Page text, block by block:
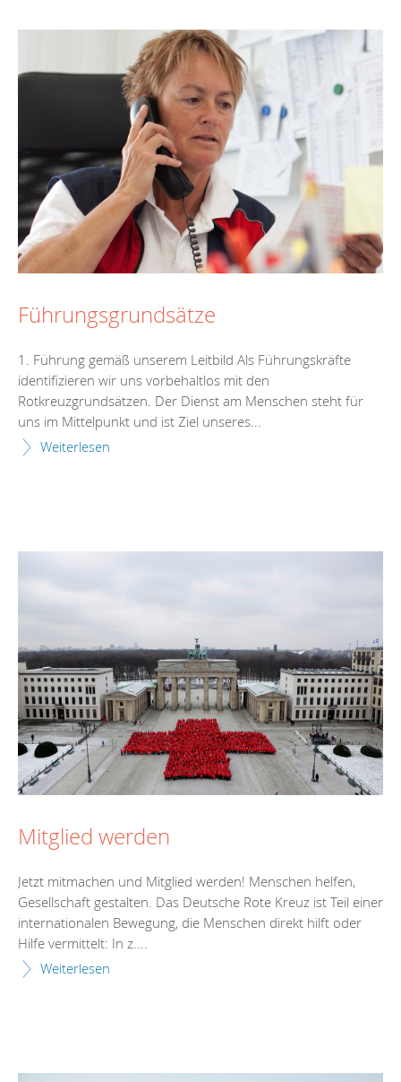
Führungsgrundsätze
1. Führung gemäß unserem Leitbild Als Führungskräfte
identifizieren wir uns vorbehaltlos mit den
Rotkreuzgrundsätzen. Der Dienst am Menschen steht für
uns im Mittelpunkt und ist Ziel unseres...
Weiterlesen
Mitglied werden
Jetzt mitmachen und Mitglied werden! Menschen helfen,
Gesellschaft gestalten. Das Deutsche Rote Kreuz ist Teil einer
internationalen Bewegung, die Menschen direkt hilft oder
Hilfe vermittelt: In z....
Weiterlesen